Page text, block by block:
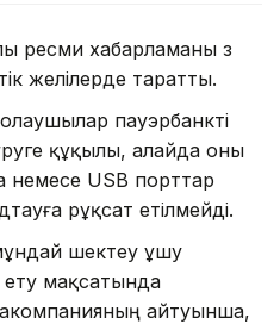
ресми хабарламаны өз
желілерде таратты.
пауэрбанкті
құқылы, алайда оны
немесе USB порттар
рұқсат етілмейді.
мұндай шектеу ұшу
ету мақсатында
айтуынша,